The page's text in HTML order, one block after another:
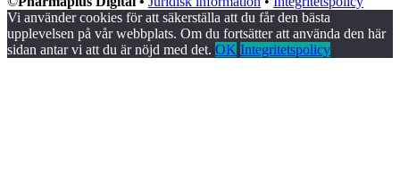
Vi använder cookies för att säkerställa att du får den bästa
upplevelsen på vår webbplats. Om du fortsätter att använda den här
sidan antar vi att du är nöjd med det. OK Integritetspolicy